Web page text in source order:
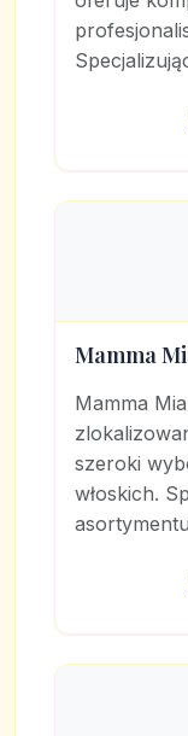
Mamma
Mamma
szeroki
włoskich.